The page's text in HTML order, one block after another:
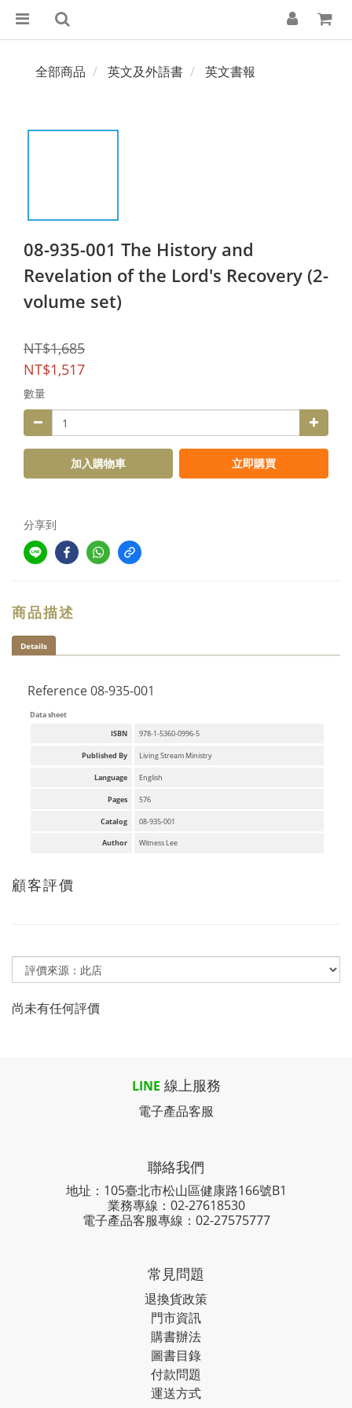
全部商品 英文及外語書 英文書報
08-935-001 The History and
Revelation of the Lord's Recovery (2-
volume set)
NT$1,685
NT$1,517
數量
加入購物車 立即購買
分享到
商品描述
Details
Reference08-935-001
Data sheet
ISBN
978-1-5360-0996-5
Published By Living Stream Ministry
Language English
Pages 576
Catalog 08-935-001
Author Witness Lee
顧客評價
尚未有任何評價
LINE 線上服務
電子產品客服
聯絡我們
地址：105臺北市松山區健康路166號B1
業務專線： 02-27618530
電子產品客服專線：02-27575777
常見問題
退換貨政策
門市資訊
購書辦法
圖書目錄
付款問題
運送方式